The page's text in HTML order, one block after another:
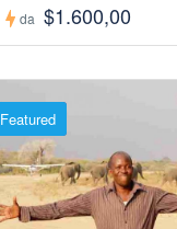
da $1.600,00
Featured